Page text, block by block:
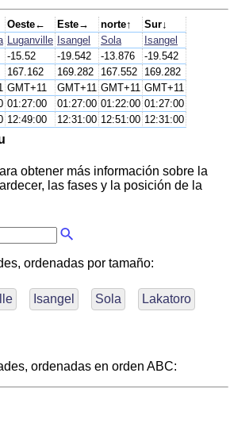
Oeste← Este→ norte↑
Sur↓
Luganville Isangel Sola
Isangel
-15.52 -19.542 -13.876
-19.542
167.162 169.282 167.552
169.282
GMT+11 GMT+11 GMT+11 GMT+11
01:27:00 01:27:00 01:22:00 01:27:00
12:49:00 12:31:00 12:51:00 12:31:00
obtener más información sobre la
las fases y la posición de la
ordenadas por tamaño:
Isangel Sola Lakatoro
ordenadas en orden ABC: